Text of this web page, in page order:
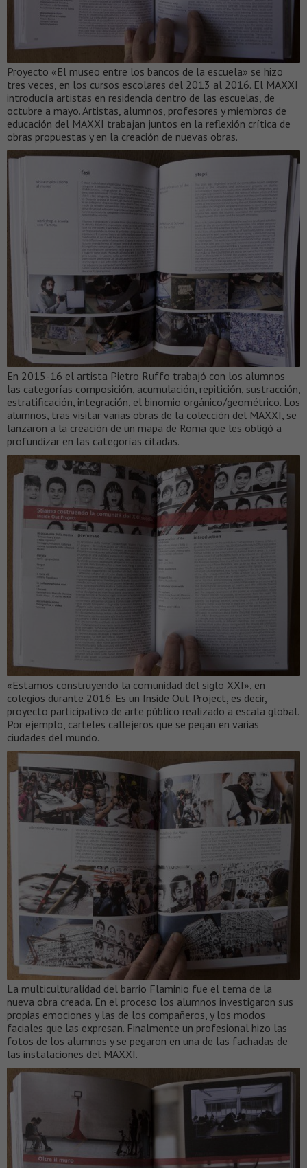
Proyecto «El museo entre los bancos de la escuela» se hizo
tres veces, en los cursos escolares del 2013 al 2016. El MAXXI
introducía artistas en residencia dentro de las escuelas, de
octubre a mayo. Artistas, alumnos, profesores y miembros de
educación del MAXXI trabajan juntos en la reflexión crítica de
obras propuestas y en la creación de nuevas obras.
En 2015-16 el artista Pietro Ruffo trabajó con los alumnos
las categorías composición, acumulación, repitición, sustracción,
estratificación, integración, el binomio orgánico/geométrico. Los
alumnos, tras visitar varias obras de la colección del MAXXI, se
lanzaron a la creación de un mapa de Roma que les obligó a
profundizar en las categorías citadas.
«Estamos construyendo la comunidad del siglo XXI», en
colegios durante 2016. Es un Inside Out Project, es decir,
proyecto participativo de arte público realizado a escala global.
Por ejemplo, carteles callejeros que se pegan en varias
ciudades del mundo.
La multiculturalidad del barrio Flaminio fue el tema de la
nueva obra creada. En el proceso los alumnos investigaron sus
propias emociones y las de los compañeros, y los modos
faciales que las expresan. Finalmente un profesional hizo las
fotos de los alumnos y se pegaron en una de las fachadas de
las instalaciones del MAXXI.